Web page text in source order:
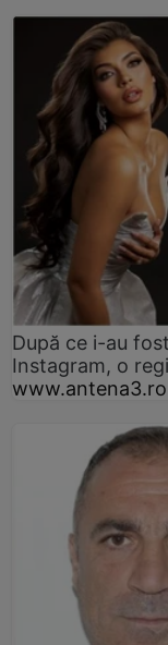
După ce i-au
Instagram, o
www.antena3.ro